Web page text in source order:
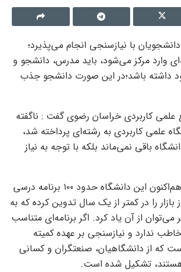
با نیازسنجی انجام می‌پذیرد؛
وارد مرکز می‌شود، باید مدرس، دانشجو و
داشته باشد؛در این صورت دانشجو جذب
کاربردی خراسان رضوی گفت : ناگفته
علمی‌ کاربردی به رشته‌ای پرداخته شد،
باقی نمی‌ماند بلکه با توجه به نیاز
سلجوقی اظهار کرد: هم‌اکنون این دانشگاه حدود ۱۰۰ برنامه درسی
را در کمتر از یک سال تدوین کرده که به
می‌توان از آن یاد کرد. اگر برنامه‌ای متناسب
مخاطب ندارد و نیازسنجی بر عهده کمیته
از دانشگاهیان، صنعتگران و کسانی
هستند، تشکیل شده است.